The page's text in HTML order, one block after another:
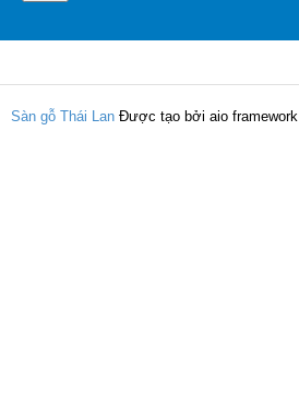
Sàn gỗ Thái Lan Được tạo bởi aio framework